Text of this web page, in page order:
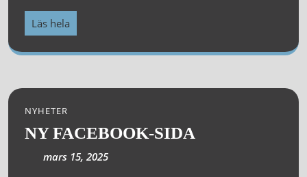
Läs hela
NYHETER
NY FACEBOOK-SIDA
mars 15, 2025